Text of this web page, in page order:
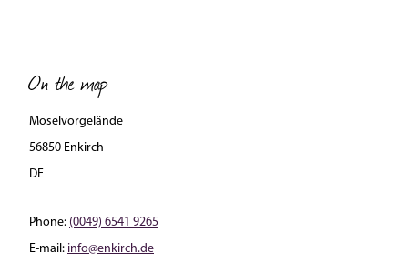
On the map
Moselvorgelände
56850 Enkirch
DE
Phone: (0049) 6541 9265
E-mail: info@enkirch.de